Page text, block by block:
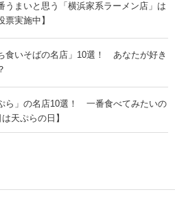
うまいと思う「横浜家系ラーメン店」は
票実施中】
食いそばの名店」10選！ あなたが好き
ら」の名店10選！ 一番食べてみたいの
天ぷらの日】